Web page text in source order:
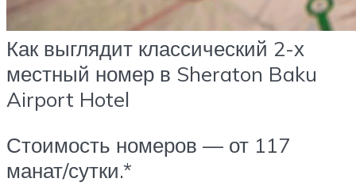
Как выглядит классический 2-х
местный номер в Sheraton Baku
Airport Hotel
Стоимость номеров — от 117
манат/сутки.*